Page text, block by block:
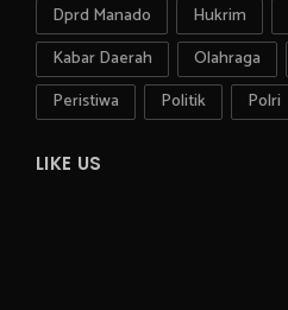
Dprd Manado Hukrim
Kabar Daerah
Olahraga
Peristiwa
Politik Polri
LIKE US